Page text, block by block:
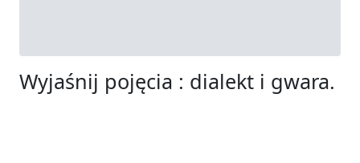
Wyjaśnij pojęcia : dialekt i gwara.